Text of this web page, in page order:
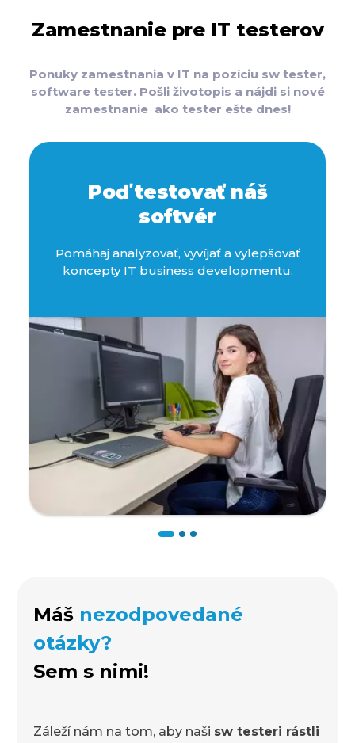
Zamestnanie pre IT testerov
Ponuky zamestnania v IT na pozíciu sw tester,
software tester. Pošli životopis a nájdi si nové
zamestnanie ako tester ešte dnes!
Poď testovať náš
softvér
Pomáhaj analyzovať, vyvíjať a vylepšovať
koncepty IT business developmentu.
Máš nezodpovedané
otázky?
Sem s nimi!
Záleží nám na tom, aby naši sw testeri rástli